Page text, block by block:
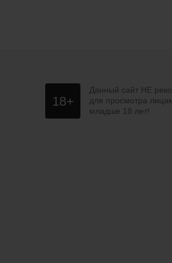
18+
Данный сайт НЕ
для просмотра
младше 18 лет!